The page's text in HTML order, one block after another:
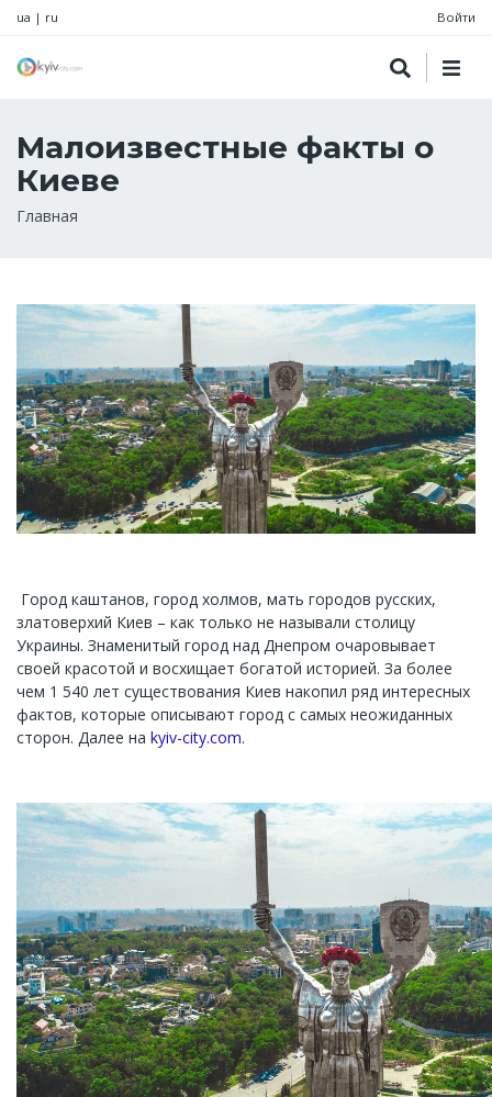
ua | ru Войти
Малоизвестные факты о
Киеве
Строка
Главная
Город каштанов, город холмов, мать городов русских,
златоверхий Киев – как только не называли столицу
Украины. Знаменитый город над Днепром очаровывает
своей красотой и восхищает богатой историей. За более
чем 1 540 лет существования Киев накопил ряд интересных
фактов, которые описывают город с самых неожиданных
сторон. Далее на kyiv-city.com.